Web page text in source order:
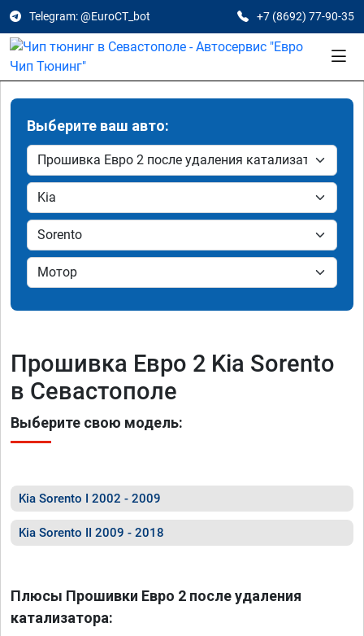
Telegram: @EuroCT_bot +7 (8692) 77-90-35
Выберите ваш авто:
Прошивка Евро 2 Kia Sorento
в Севастополе
Выберите свою модель:
Kia Sorento I 2002 - 2009
Kia Sorento II 2009 - 2018
Плюсы Прошивки Евро 2 после удаления
катализатора: